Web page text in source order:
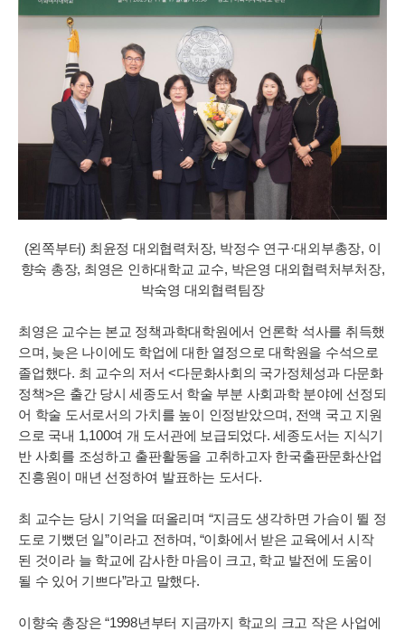
(왼쪽부터) 최윤정 대외협력처장, 박정수 연구·대외부총장, 이
향숙 총장, 최영은 인하대학교 교수, 박은영 대외협력처부처장,
박숙영 대외협력팀장
최영은 교수는 본교 정책과학대학원에서 언론학 석사를 취득했
으며, 늦은 나이에도 학업에 대한 열정으로 대학원을 수석으로
졸업했다. 최 교수의 저서 <다문화사회의 국가정체성과 다문화
정책>은 출간 당시 세종도서 학술 부분 사회과학 분야에 선정되
어 학술 도서로서의 가치를 높이 인정받았으며, 전액 국고 지원
으로 국내 1,100여 개 도서관에 보급되었다. 세종도서는 지식기
반 사회를 조성하고 출판활동을 고취하고자 한국출판문화산업
진흥원이 매년 선정하여 발표하는 도서다.
최 교수는 당시 기억을 떠올리며 “지금도 생각하면 가슴이 뛸 정
도로 기뻤던 일”이라고 전하며, “이화에서 받은 교육에서 시작
된 것이라 늘 학교에 감사한 마음이 크고, 학교 발전에 도움이
될 수 있어 기쁘다”라고 말했다.
이향숙 총장은 “1998년부터 지금까지 학교의 크고 작은 사업에